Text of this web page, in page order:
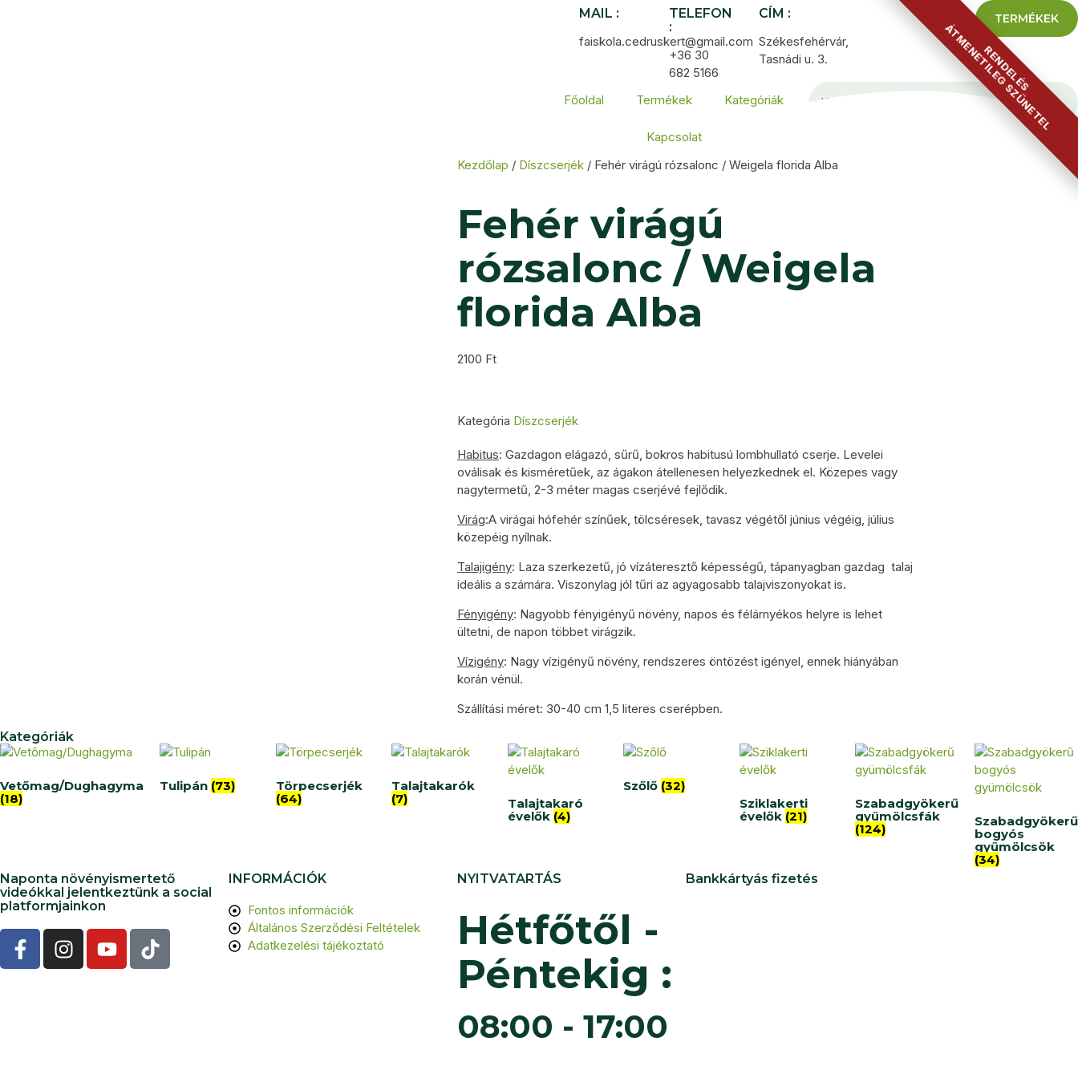
RENDELÉS
ÁTMENETILEG SZÜNETEL
MAIL :
faiskola.cedruskert@gmail.com
TELEFON
:
+36 30
682 5166
CÍM :
Székesfehérvár,
Tasnádi u. 3.
TERMÉKEK
Főoldal Termékek Kategóriák
Kapcsolat
Kezdőlap / Díszcserjék / Fehér virágú rózsalonc / Weigela florida Alba
Fehér virágú
rózsalonc / Weigela
florida Alba
2100 Ft
Kategória Díszcserjék
Habitus: Gazdagon elágazó, sűrű, bokros habitusú lombhullató cserje. Levelei
oválisak és kisméretűek, az ágakon átellenesen helyezkednek el. Közepes vagy
nagytermetű, 2-3 méter magas cserjévé fejlődik.
Virág:A virágai hófehér színűek, tölcséresek, tavasz végétől június végéig, július
közepéig nyílnak.
Talajigény: Laza szerkezetű, jó vízáteresztő képességű, tápanyagban gazdag talaj
ideális a számára. Viszonylag jól tűri az agyagosabb talajviszonyokat is.
Fényigény: Nagyobb fényigényű növény, napos és félárnyékos helyre is lehet
ültetni, de napon többet virágzik.
Vízigény: Nagy vízigényű növény, rendszeres öntözést igényel, ennek hiányában
korán vénül.
Szállítási méret: 30-40 cm 1,5 literes cserépben.
Kategóriák
Vetőmag/Dughagyma
(18)
Tulipán (73)
Törpecserjék
(64)
Talajtakarók
(7)
Talajtakaró
évelők (4)
Szőlő (32)
Sziklakerti
évelők (21)
Szabadgyökerű
gyümölcsfák
(124)
Szabadgyökerű
bogyós
gyümölcsök
(34)
Naponta növényismertető
videókkal jelentkeztünk a social
platformjainkon
INFORMÁCIÓK
Fontos információk
Általános Szerződési Feltételek
Adatkezelési tájékoztató
NYITVATARTÁS
Hétfőtől -
Péntekig :
08:00 - 17:00
Bankkártyás fizetés